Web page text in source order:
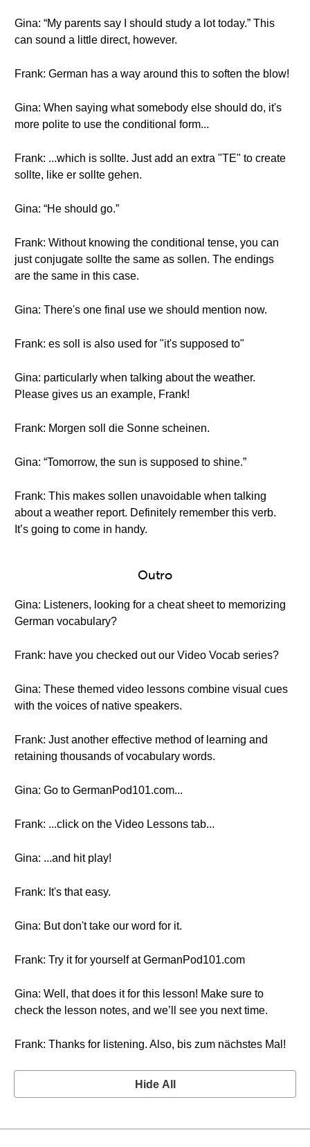
Gina: “My parents say I should study a lot today.” This
can sound a little direct, however.
Frank: German has a way around this to soften the blow!
Gina: When saying what somebody else should do, it's
more polite to use the conditional form...
Frank: ...which is sollte. Just add an extra "TE" to create
sollte, like er sollte gehen.
Gina: “He should go.”
Frank: Without knowing the conditional tense, you can
just conjugate sollte the same as sollen. The endings
are the same in this case.
Gina: There's one final use we should mention now.
Frank: es soll is also used for "it's supposed to"
Gina: particularly when talking about the weather.
Please gives us an example, Frank!
Frank: Morgen soll die Sonne scheinen.
Gina: “Tomorrow, the sun is supposed to shine.”
Frank: This makes sollen unavoidable when talking
about a weather report. Definitely remember this verb.
It’s going to come in handy.
Outro
Gina: Listeners, looking for a cheat sheet to memorizing
German vocabulary?
Frank: have you checked out our Video Vocab series?
Gina: These themed video lessons combine visual cues
with the voices of native speakers.
Frank: Just another effective method of learning and
retaining thousands of vocabulary words.
Gina: Go to GermanPod101.com...
Frank: ...click on the Video Lessons tab...
Gina: ...and hit play!
Frank: It's that easy.
Gina: But don't take our word for it.
Frank: Try it for yourself at GermanPod101.com
Gina: Well, that does it for this lesson! Make sure to
check the lesson notes, and we’ll see you next time.
Frank: Thanks for listening. Also, bis zum nächstes Mal!
Hide All